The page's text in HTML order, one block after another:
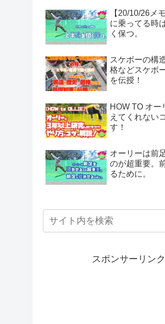
【20/10/26メ
に乗ってる時
く保つ。
スケボーの構
格などスケボ
を伝授！
HOW TO オー
えてくれない
す！
オーリーは前
のが超重要。
るために。
スポンサーリンク